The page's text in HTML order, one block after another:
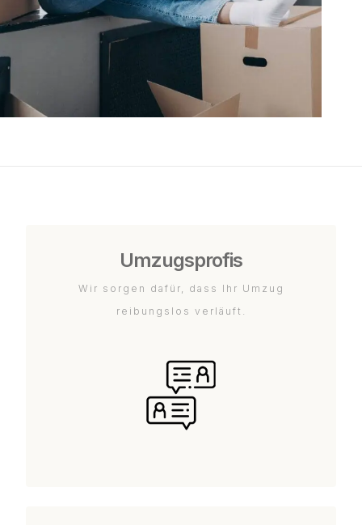
Umzugsprofis
Wir sorgen dafür, dass Ihr Umzug
reibungslos verläuft.